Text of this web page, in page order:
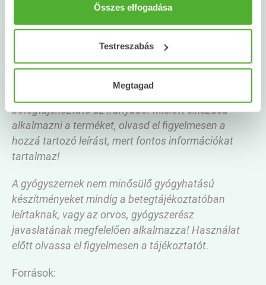
Összes elfogadása
Testreszabás
Megtagad
😊 https://shop.naturland.hu/termekkategoria/teak
-teakeverekek/
Az adott gyógynövényt tartalmazó készítményünk
alkalmazásakor minden esetben a termékismertető,
betegtájékoztató az irányadó. Mielőtt elkezded
alkalmazni a terméket, olvasd el figyelmesen a
hozzá tartozó leírást, mert fontos információkat
tartalmaz!
A gyógyszernek nem minősülő gyógyhatású
készítményeket mindig a betegtájékoztatóban
leírtaknak, vagy az orvos, gyógyszerész
javaslatának megfelelően alkalmazza! Használat
előtt olvassa el figyelmesen a tájékoztatót.
Források: